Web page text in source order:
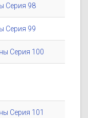
Серия 98
Серия 99
Серия 100
Серия 101